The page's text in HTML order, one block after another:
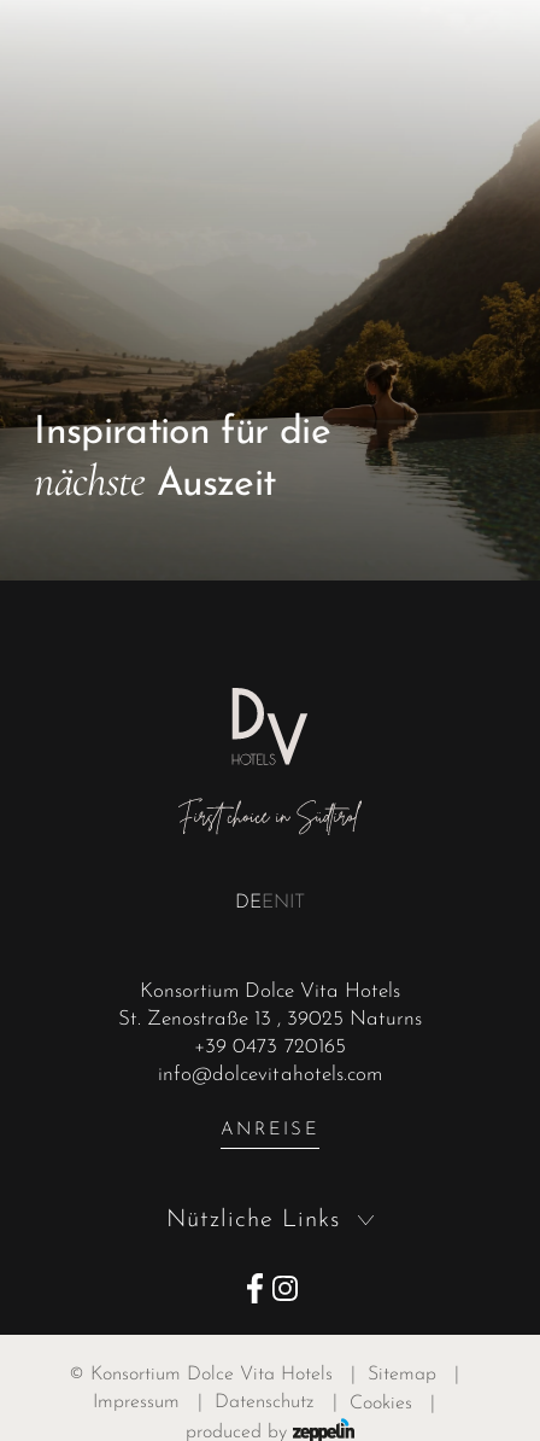
Konsortium Dolce Vita Hotels
St. Zenostraße 13 , 39025 Naturns
+39 0473 720165
info@dolcevitahotels.com
ANREISE
DEEN
Nützliche Links
© Konsortium Dolce Vita Hotels Sitemap
Impressum
Datenschutz Cookies
produced by